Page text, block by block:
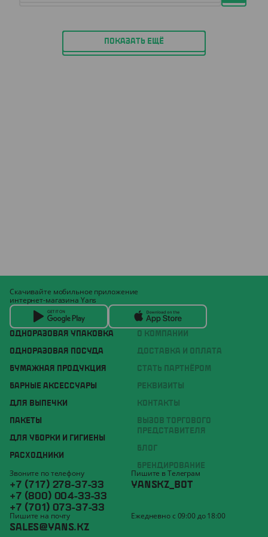
ПОКАЗАТЬ ЕЩЁ
ОДНОРАЗОВАЯ УПАКОВКА
ОДНОРАЗОВАЯ ПОСУДА
БУМАЖНАЯ ПРОДУКЦИЯ
БАРНЫЕ АКСЕССУАРЫ
ДЛЯ ВЫПЕЧКИ
ПАКЕТЫ
ДЛЯ УБОРКИ И ГИГИЕНЫ
РАСХОДНИКИ
О КОМПАНИИ
ДОСТАВКА И ОПЛАТА
СТАТЬ ПАРТНЁРОМ
РЕКВИЗИТЫ
КОНТАКТЫ
ВЫЗОВ ТОРГОВОГО
ПРЕДСТАВИТЕЛЯ
БЛОГ
БРЕНДИРОВАНИЕ
Скачивайте мобильное приложение
интернет-магазина Yans
Звоните по телефону
+7 (717) 278-37-33
+7 (800) 004-33-33
+7 (701) 073-37-33
Пишите в Телеграм
YANSKZ_BOT
Пишите на почту
SALES@YANS.KZ
Ежедневно с 09:00 до 18:00